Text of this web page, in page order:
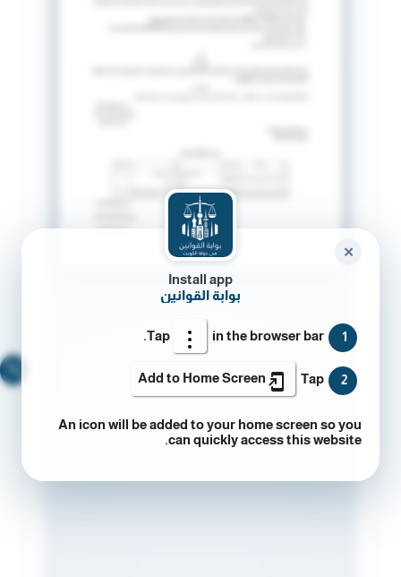
Install app
بوابة القوانين
1
Tap in the browser bar.
2
Tap
Add to Home Screen
An icon will be added to your home screen so you
can quickly access this website.
✕